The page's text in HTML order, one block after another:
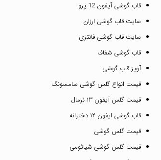
قاب گوشی آیفون 12 پرو
سایت قاب گوشی ارزان
سایت قاب گوشی فانتزی
قاب گوشی شفاف
آویز قاب گوشی
قیمت انواع گلس گوشی سامسونگ
قیمت گلس آیفون ۱۳ نرمال
قاب گوشی ایفون ۱۲ دخترانه
قیمت گلس گوشی
قیمت گلس گوشی شیائومی